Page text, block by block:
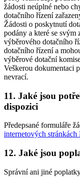
žádosti neúplné nebo
dotačního řízení
Žádosti o poskytnutí
podány a které se
výběrového dotačního
dotačního řízení a
výběrové dotační
Veškerou dokumentaci
nevrací.
11. Jaké jsou
dispozici
Předepsané formuláře
internetových
12. Jaké jsou
Správní ani jiné